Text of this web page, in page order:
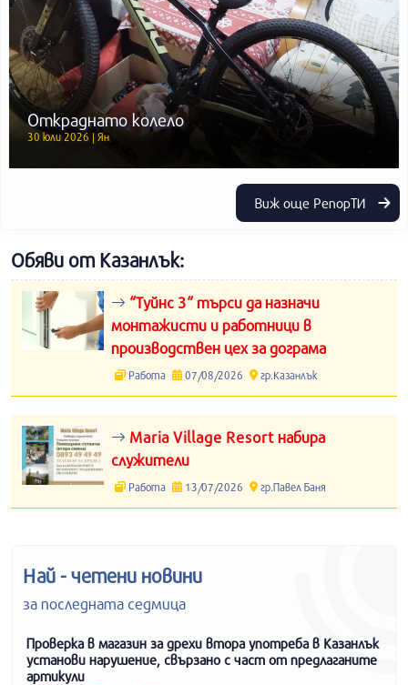
Откраднато колело
30 юли 2026 | Ян
Виж още РепорТИ
Обяви от Казанлък:
“Туйнс 3“ търси да назначи
монтажисти и работници в
производствен цех за дограма
Работа 07/08/2026 гр.Казанлък
Maria Village Resort набира
служители
Работа 13/07/2026 гр.Павел Баня
Най - четени новини
за последната седмица
Проверка в магазин за дрехи втора употреба в Казанлък
установи нарушение, свързано с част от предлаганите
артикули